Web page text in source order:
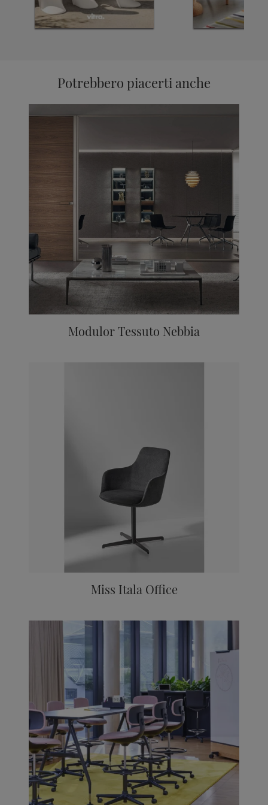
Potrebbero piacerti anche
Modulor Tessuto Nebbia
Miss Itala Office